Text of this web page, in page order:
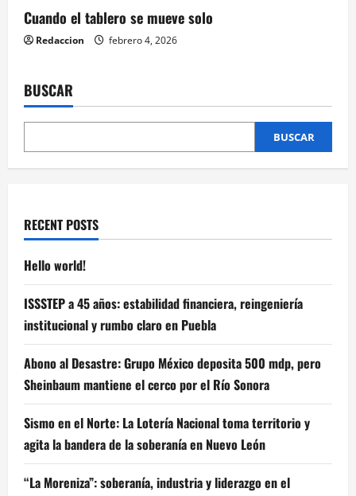
Cuando el tablero se mueve solo
Redaccion febrero 4, 2026
BUSCAR
BUSCAR
RECENT POSTS
Hello world!
ISSSTEP a 45 años: estabilidad financiera, reingeniería
institucional y rumbo claro en Puebla
Abono al Desastre: Grupo México deposita 500 mdp, pero
Sheinbaum mantiene el cerco por el Río Sonora
Sismo en el Norte: La Lotería Nacional toma territorio y
agita la bandera de la soberanía en Nuevo León
“La Moreniza”: soberanía, industria y liderazgo en el